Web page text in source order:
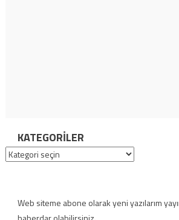
KATEGORILER
Kategoriler
Web siteme abone olarak yeni yazılarım